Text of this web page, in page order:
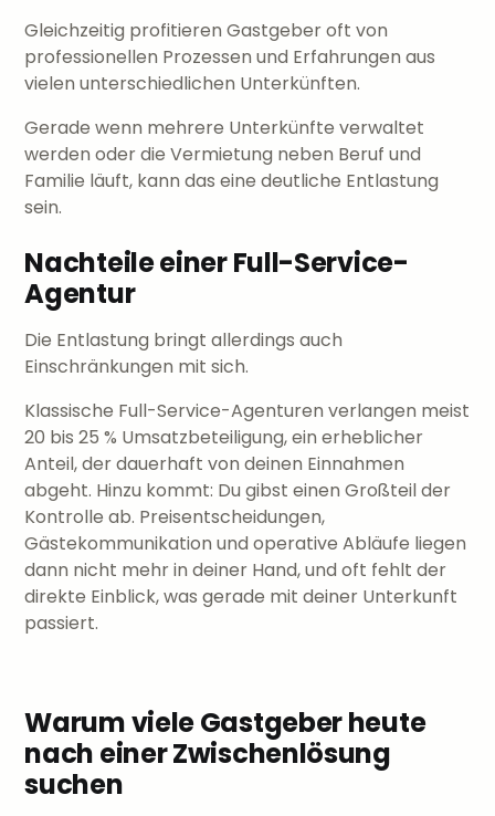
Gleichzeitig profitieren Gastgeber oft von
professionellen Prozessen und Erfahrungen aus
vielen unterschiedlichen Unterkünften.
Gerade wenn mehrere Unterkünfte verwaltet
werden oder die Vermietung neben Beruf und
Familie läuft, kann das eine deutliche Entlastung
sein.
Nachteile einer Full-Service-
Agentur
Die Entlastung bringt allerdings auch
Einschränkungen mit sich.
Klassische Full-Service-Agenturen verlangen meist
20 bis 25 % Umsatzbeteiligung, ein erheblicher
Anteil, der dauerhaft von deinen Einnahmen
abgeht. Hinzu kommt: Du gibst einen Großteil der
Kontrolle ab. Preisentscheidungen,
Gästekommunikation und operative Abläufe liegen
dann nicht mehr in deiner Hand, und oft fehlt der
direkte Einblick, was gerade mit deiner Unterkunft
passiert.
Warum viele Gastgeber heute
nach einer Zwischenlösung
suchen